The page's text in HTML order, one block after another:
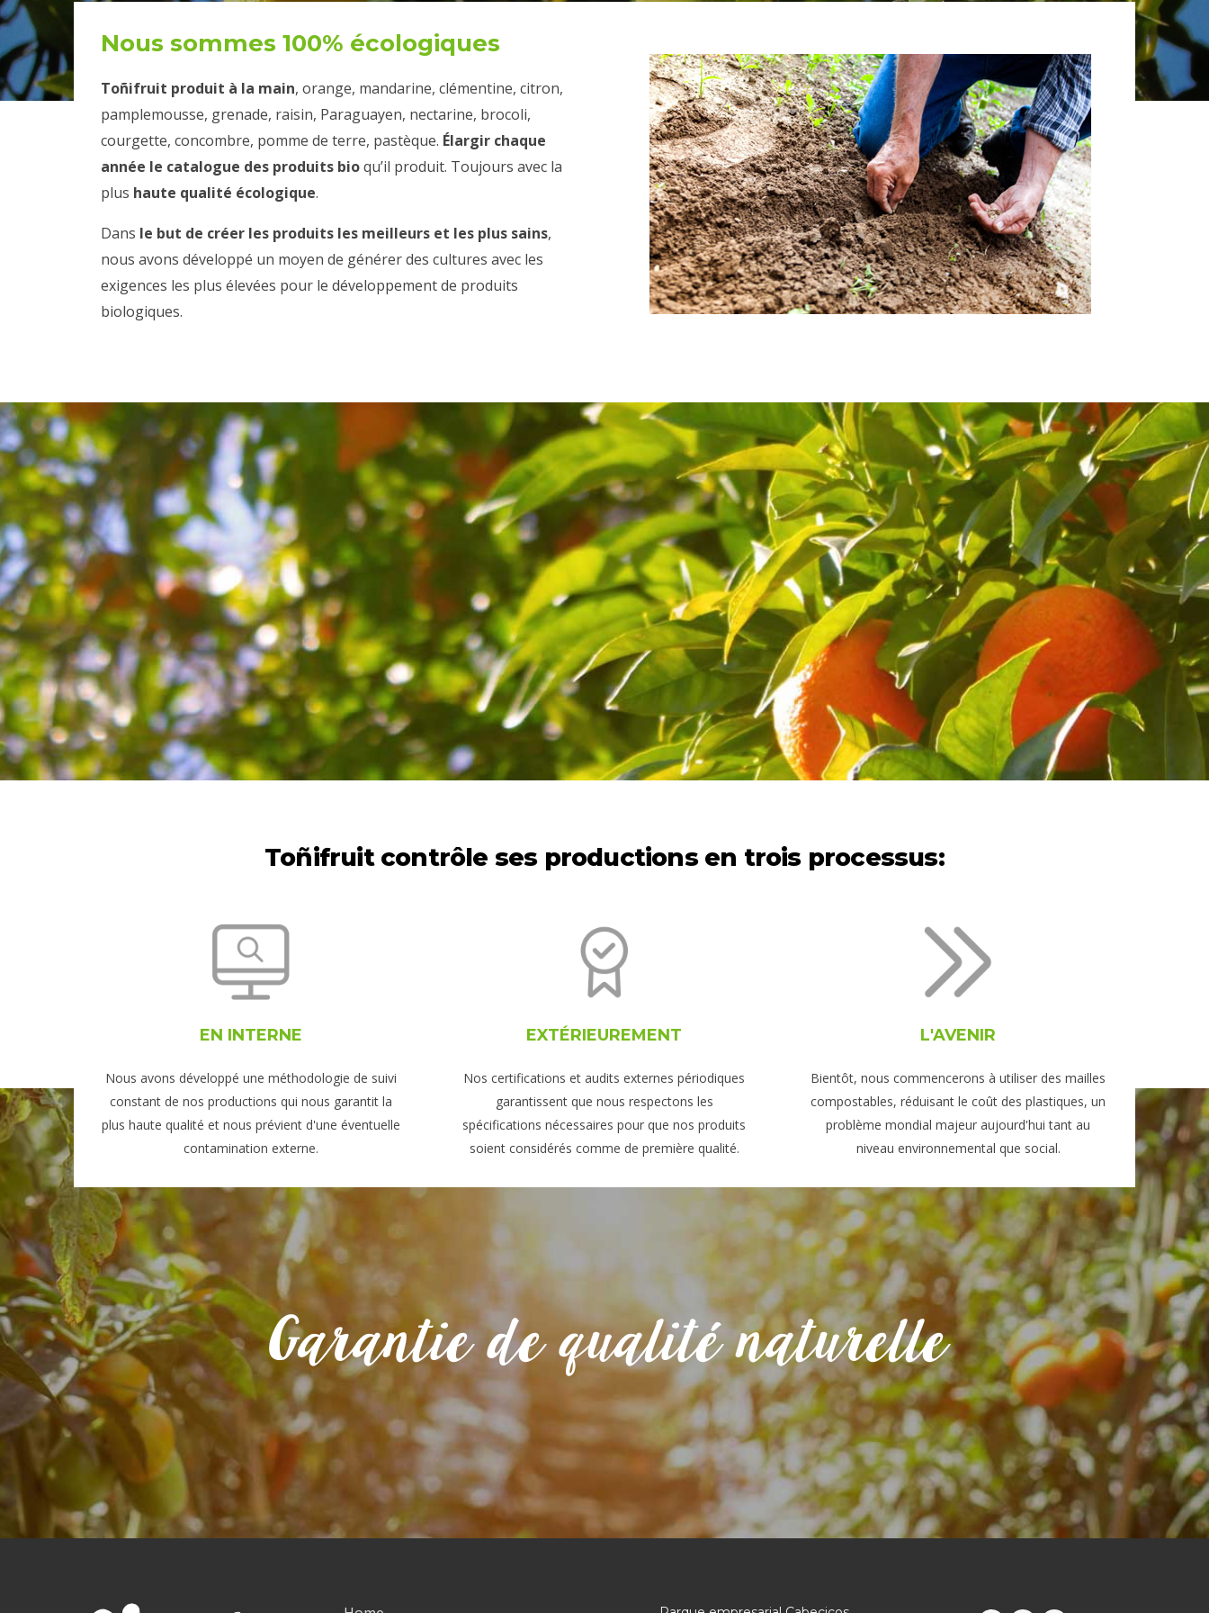
Nous sommes 100% écologiques
Toñifruit produit à la main, orange, mandarine, clémentine, citron,
pamplemousse, grenade, raisin, Paraguayen, nectarine, brocoli,
courgette, concombre, pomme de terre, pastèque. Élargir chaque
année le catalogue des produits bioqu’il produit. Toujours avec la
plus haute qualité écologique.
Dans le but de créer les produits les meilleurs et les plus sains,
nous avons développé un moyen de générer des cultures avec les
exigences les plus élevées pour le développement de produits
biologiques.
Toñifruit contrôle ses productions en trois processus:
EN INTERNE
Nous avons développé une méthodologie de suivi
constant de nos productions qui nous garantit la
plus haute qualité et nous prévient d'une éventuelle
contamination externe.
EXTÉRIEUREMENT
Nos certifications et audits externes périodiques
garantissent que nous respectons les
spécifications nécessaires pour que nos produits
soient considérés comme de première qualité.
L'AVENIR
Bientôt, nous commencerons à utiliser des mailles
compostables, réduisant le coût des plastiques, un
problème mondial majeur aujourd'hui tant au
niveau environnemental que social.
Garantie de qualité naturelle